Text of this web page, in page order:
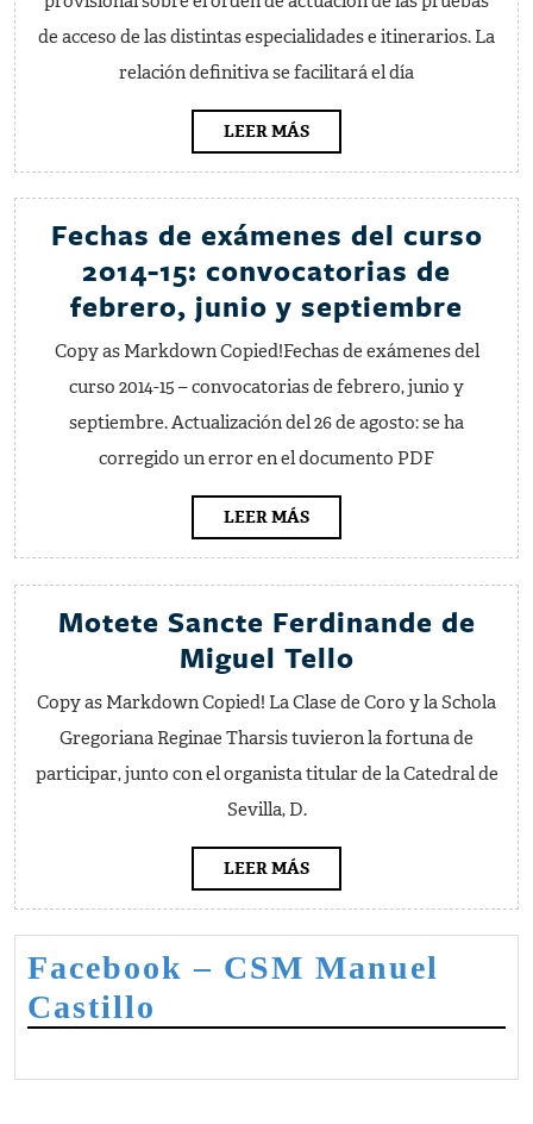
las
Pruebas
para
el
curso
2017–
18
de acceso de las distintas especialidades e itinerarios. La
relación definitiva se facilitará el día
LEER MÁSLEER
MÁS
Fechas de exámenes del curso
2014-15: convocatorias de
febrero, junio y septiembre
de
del
de
junio
y
Copy as Markdown Copied!Fechas de exámenes del
curso 2014-15 – convocatorias de febrero, junio y
septiembre. Actualización del 26 de agosto: se ha
corregido un error en el documento PDF
LEER MÁSLEER
MÁS
Motete Sancte Ferdinande de
Miguel TelloMotete
Sancte
Ferdinande
de
Copy as Markdown Copied! La Clase de Coro y la Schola
Gregoriana Reginae Tharsis tuvieron la fortuna de
participar, junto con el organista titular de la Catedral de
Sevilla, D.
LEER MÁSLEER
MÁS
Facebook – CSM Manuel
Castillo